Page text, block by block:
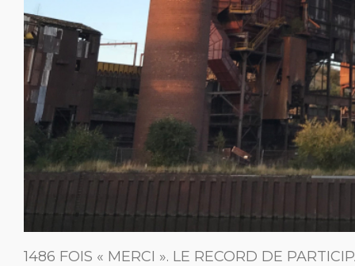
1486 FOIS « MERCI ». LE RECORD DE